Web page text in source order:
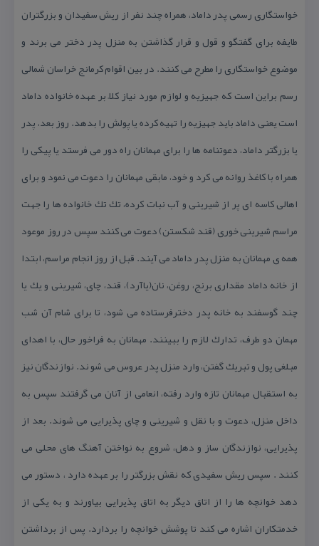
خواستگاری رسمی پدر داماد، همراه چند نفر از ریش سفیدان و بزرگتران
طایفه برای گفتگو و قول و قرار گذاشتن به منزل پدر دختر می برند و
موضوع خواستگاری را مطرح می كنند. در بین اقوام كرمانج خراسان شمالی
رسم براین است كه جهیزیه و لوازم مورد نیاز كلاً بر عهده خانواده داماد
است یعنی داماد باید جهیزیه را تهیه كرده یا پولش را بدهد. روز بعد، پدر
یا بزرگتر داماد، دعوتنامه ها را برای مهمانان راه دور می فرستد یا پیكی را
همراه با كاغذ روانه می كرد و خود، مابقی مهمانان را دعوت می نمود و برای
اهالی كاسه ای پر از شیرینی و آب نبات كرده، تك تك خانواده ها را جهت
مراسم شیرینی خوری (قند شكستن) دعوت می كنند سپس در روز موعود
همه ی مهمانان به منزل پدر داماد می آیند. قبل از روز انجام مراسم، ابتدا
از خانه داماد مقداری برنج، روغن، نان(یاآرد)، قند، چای، شیرینی و یك یا
چند گوسفند به خانه پدر دخترفرستاده می شود، تا برای شام آن شب
مهمان دو طرف، تدارك لازم را ببینند. مهمانان به فراخور حال، با اهدای
مبلغی پول و تبریك گفتن، وارد منزل پدر عروس می شو ند. نوازندگان نیز
به استقبال مهمانان تازه وارد رفته، انعامی از آنان می گرفتند سپس به
داخل منزل، دعوت و با نقل و شیرینی و چای پذیرایی می شوند. بعد از
پذیرایی، نوازندگان ساز و دهل، شروع به نواختن آهنگ های محلی می
كنند . سپس ریش سفیدی كه نقش بزرگتر را بر عهده دارد ، دستور می
دهد خوانچه ها را از اتاق دیگر به اتاق پذیرایی بیاورند و به یكی از
خدمتكاران اشاره می كند تا پوشش خوانچه را بردارد. پس از برداشتن